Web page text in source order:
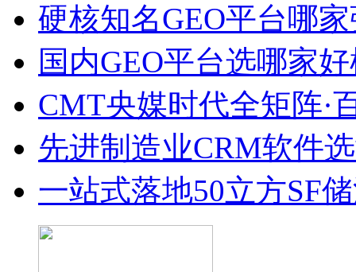
硬核知名GEO平台哪
国内GEO平台选哪家
CMT央媒时代全矩阵·
先进制造业CRM软件
一站式落地50立方SF